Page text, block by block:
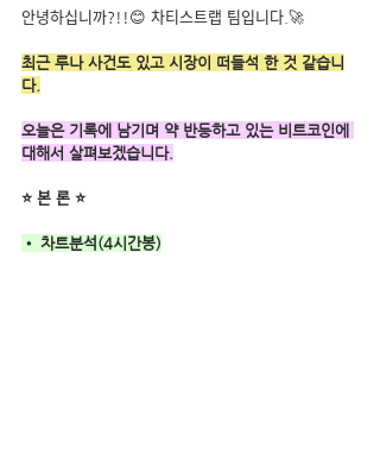
안녕하십니까?!!😊 차티스트랩 팀입니다.🚀
최근 루나 사건도 있고 시장이 떠들석 한 것 같습니
다.
오늘은 기록에 남기며 약 반등하고 있는 비트코인에
대해서 살펴보겠습니다.
⭐ 본 론 ⭐
• 차트분석(4시간봉)